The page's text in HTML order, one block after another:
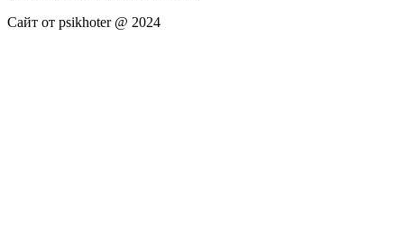
Сайт от psikhoter @ 2024